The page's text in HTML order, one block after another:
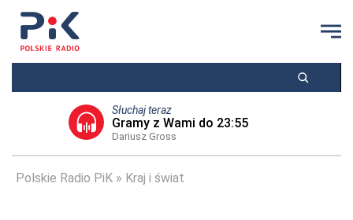
Słuchaj teraz
Gramy z Wami do 23:55
Dariusz Gross
Polskie Radio PiK Kraj i świat